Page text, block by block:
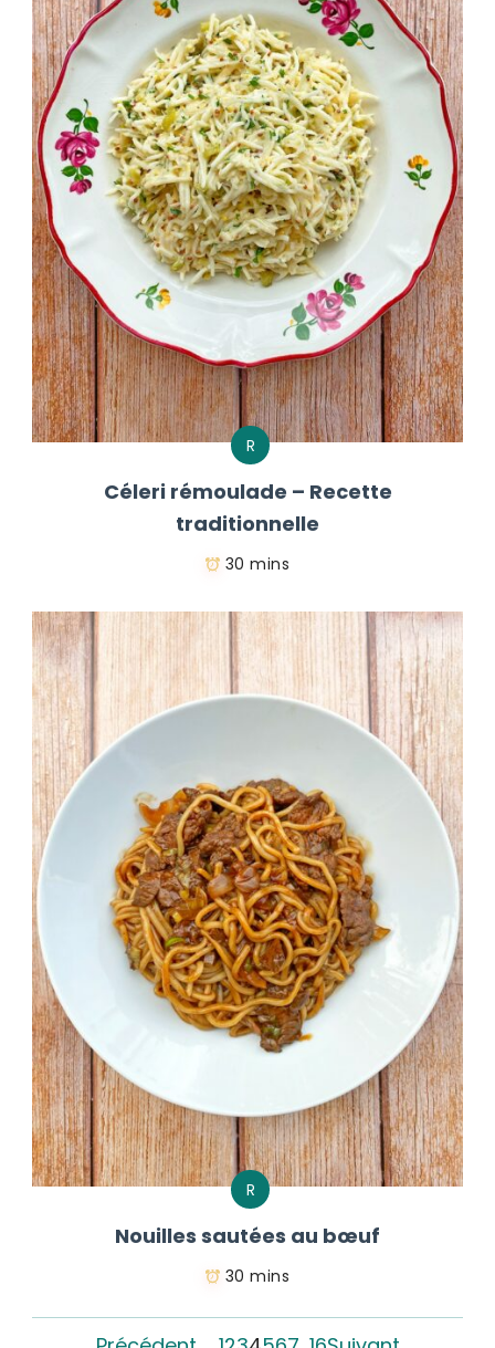
R
Céleri rémoulade – Recette
traditionnelle
30 mins
R
Nouilles sautées au bœuf
30 mins